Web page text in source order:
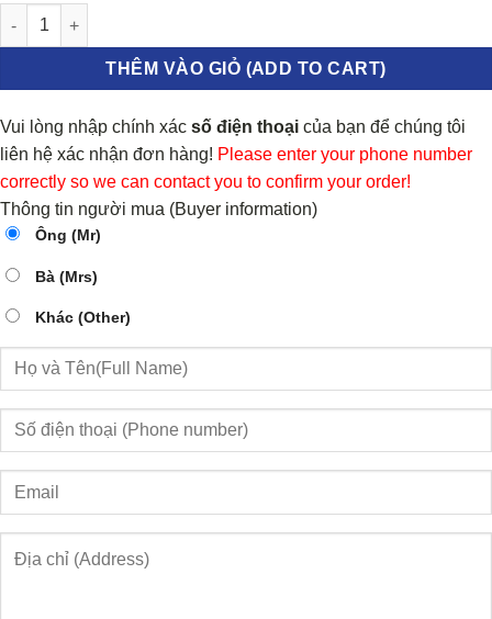
GIÁ ĐỠ ĐỘNG CƠ HYUNDAI SANTAFE số lượng
THÊM VÀO GIỎ (ADD TO CART)
Vui lòng nhập chính xác số điện thoại của bạn để chúng tôi
liên hệ xác nhận đơn hàng! Please enter your phone number
correctly so we can contact you to confirm your order!
Thông tin người mua (Buyer information)
Ông (Mr)
Bà (Mrs)
Khác (Other)